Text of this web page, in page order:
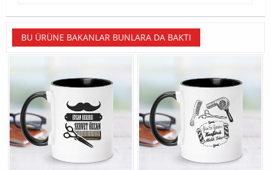
BU ÜRÜNE BAKANLAR BUNLARA DA BAKTI